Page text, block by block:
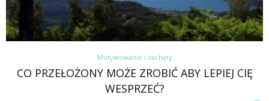
Motywowanie i zachęty
CO PRZEŁOŻONY MOŻE ZROBIĆ ABY LEPIEJ CIĘ
WESPRZEĆ?